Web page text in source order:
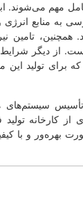
باید یک مکان
آبی برای
کار ماهر و
کارخانه،
الزامی
دارد. در
شود. این
عالی فعالیت